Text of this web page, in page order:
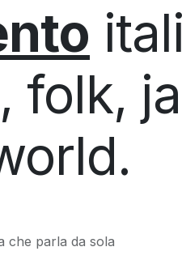
folk,
che parla da sola